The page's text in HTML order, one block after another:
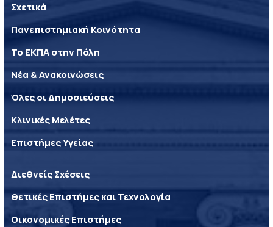
Σχετικά
Πανεπιστημιακή Κοινότητα
Το ΕΚΠΑ στην Πόλη
Νέα & Ανακοινώσεις
Όλες οι Δημοσιεύσεις
Κλινικές Μελέτες
Επιστήμες Υγείας
Διεθνείς Σχέσεις
Θετικές Επιστήμες και Τεχνολογία
Οικονομικές Επιστήμες